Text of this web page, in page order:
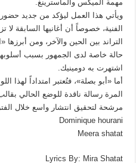
مهمة الميكس والماسترينغ.
ويأتي هذا العمل ليؤكد من جديد
الفنية، خصوصاً أن أغانيها السابقة لا
التراند بين الحين والآخر، ومن
حالة خاصة لدى الجمهور بسبب
اشتهرت به دومينيك.
أما «أبو بصلة»، فتُعتبر امتداداً لهذا
المرة رسالة ناقدة للوضع الحالي
مرشحة لتحقيق انتشار واسع خلال
Dominique hourani
Meera shatat
Lyrics By: Mira Shatat